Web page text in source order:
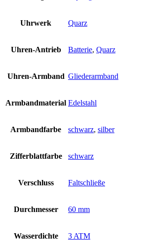
Uhrwerk Quarz
Uhren-Antrieb Batterie, Quarz
Uhren-Armband Gliederarmband
Armbandmaterial Edelstahl
Armbandfarbe schwarz, silber
Zifferblattfarbe schwarz
Verschluss Faltschließe
Durchmesser 60 mm
Wasserdichte 3 ATM